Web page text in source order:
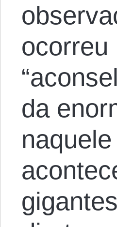
ocorreu
da